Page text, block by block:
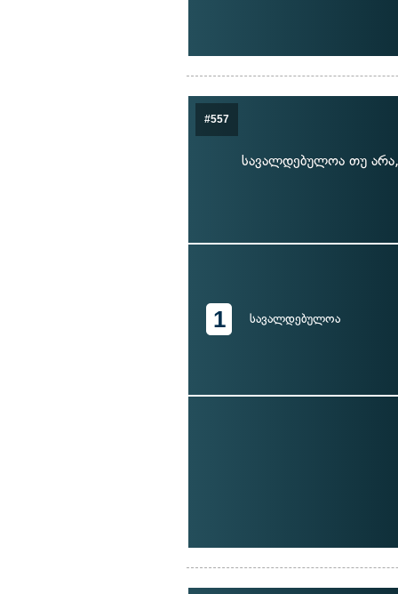
#557
სავალდებულოა თუ არა,
1 სავალდებულოა